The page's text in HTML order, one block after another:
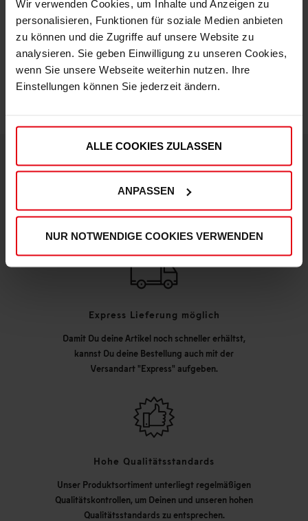
Wir verwenden Cookies, um Inhalte und Anzeigen zu
personalisieren, Funktionen für soziale Medien anbieten
zu können und die Zugriffe auf unsere Website zu
analysieren. Sie geben Einwilligung zu unseren Cookies,
wenn Sie unsere Webseite weiterhin nutzen. Ihre
Einstellungen können Sie jederzeit ändern.
ALLE COOKIES ZULASSEN
ANPASSEN
NUR NOTWENDIGE COOKIES VERWENDEN
IN DEN WARENKORB
DEINE VORTEILE IN UNSEREM SHOP
Express Lieferung möglich
Damit Du deine Artikel noch schneller erhältst,
kannst Du deine Bestellung auch mit der
Versandart "Express" aufgeben.
Hohe Qualitätsstandards
Unser Produktsortiment unterliegt regelmäßigen
Qualitätskontrollen, um Deinen und unseren hohen
Qualitätsstandards zu entsprechen.